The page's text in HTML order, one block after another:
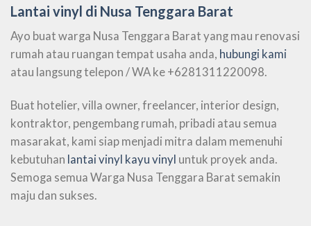
Lantai vinyl di Nusa Tenggara Barat
Ayo buat warga Nusa Tenggara Barat yang mau renovasi
rumah atau ruangan tempat usaha anda, hubungi kami
atau langsung telepon / WA ke +6281311220098.
Buat hotelier, villa owner, freelancer, interior design,
kontraktor, pengembang rumah, pribadi atau semua
masarakat, kami siap menjadi mitra dalam memenuhi
kebutuhan lantai vinyl kayu vinyl untuk proyek anda.
Semoga semua Warga Nusa Tenggara Barat semakin
maju dan sukses.